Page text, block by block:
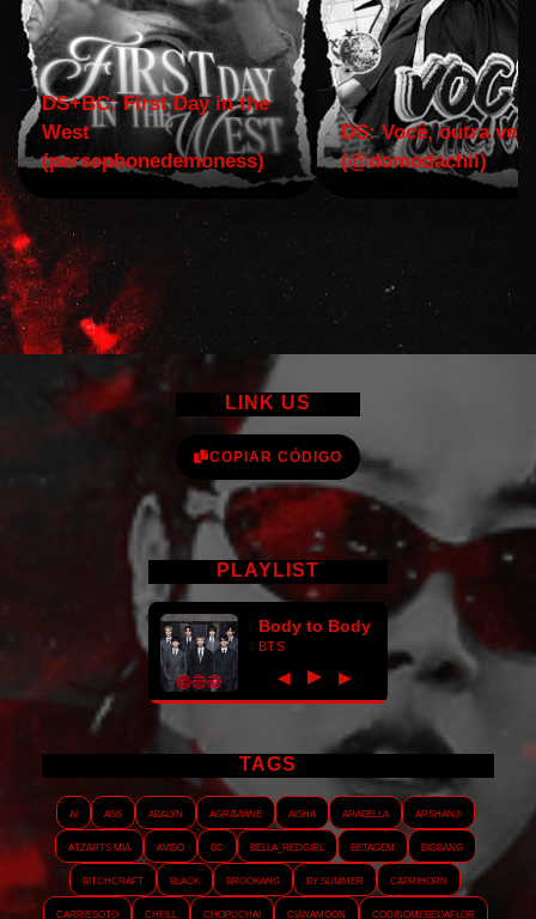
DS+BC: First Day in the
West
(persephonedemoness)
DS: Você, outra vez!
(@domodachii)
LINK US
COPIAR CÓDIGO
PLAYLIST
Body to Body
BTS
◀ ► ▶
TAGS
AI ASS Abalyn Agraviane Aisha Arabella
Arshanji
Atzarts Mia
Aviso BC Bella_RedGirl Betagem
Bigbang
Bitchcraft
Black Brookang By.summer
Caprihorn
Carriesoto
Cheill Chopuchai Cianamoon Codinomebeijaflor